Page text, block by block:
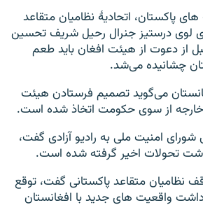
پاکستان، اتحادیۀ نظامیان متقاعد
لوی درستیز جنرال رحیل شریف تحسین
از دعوت از هیئت افغان باید طعم
چشانیده می‌شد.
می‌گوید تصمیم فرستادن هیئت
از سوی حکومت اتخاذ شده است.
امنیت ملی به رادیو آزادی گفت،
تحولات اخیر گرفته شده است.
نظامیان متقاعد پاکستانی گفت، توقع
واقعیت های جدید با افغانستان